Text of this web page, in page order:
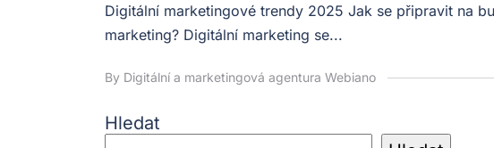
Digitální marketingové trendy 2025 Jak se připravit na
marketing? Digitální marketing se...
By Digitální a marketingová agentura Webiano
Hledat